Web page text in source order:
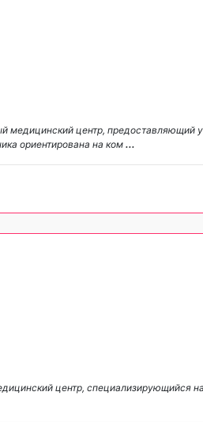
медицинский центр, предоставляющий
ориентирована на ком ...
центр, специализирующийся